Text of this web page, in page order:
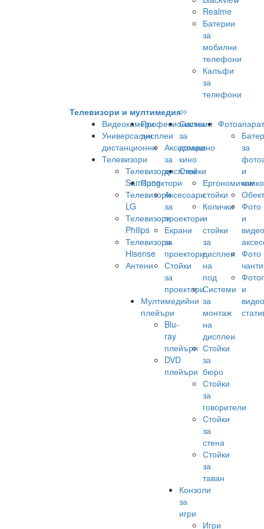
Realme
Батерии
за
мобилни
телефони
Калъфи
за
телефони
Телевизори и мултимедия
Видеокамери
Универсални
дистанционни
Телевизори
Телевизори
Samsung
Телевизори
LG
Телевизори
Philips
Телевизори
Hisense
Антени
Професионални
дисплеи
Аксесоари
за
дисплеи
Проектори
Аксесоари
за
проектори
Екрани
за
проектори
Стойки
за
проектори
Мултимедийни
плейъри
Blu-
ray
плейъри
DVD
плейъри
Системи
за
домашно
кино
Стойки
Ергономични
стойки
Колички
и
стойки
за
дисплеи
на
под
Системи
за
монтаж
на
дисплеи
Стойки
за
бюро
Стойки
за
говорители
Стойки
за
стена
Стойки
за
таван
Конзоли
за
игри
Игри
за
и
Фото
и
видео
Фото
чанти
и
видео